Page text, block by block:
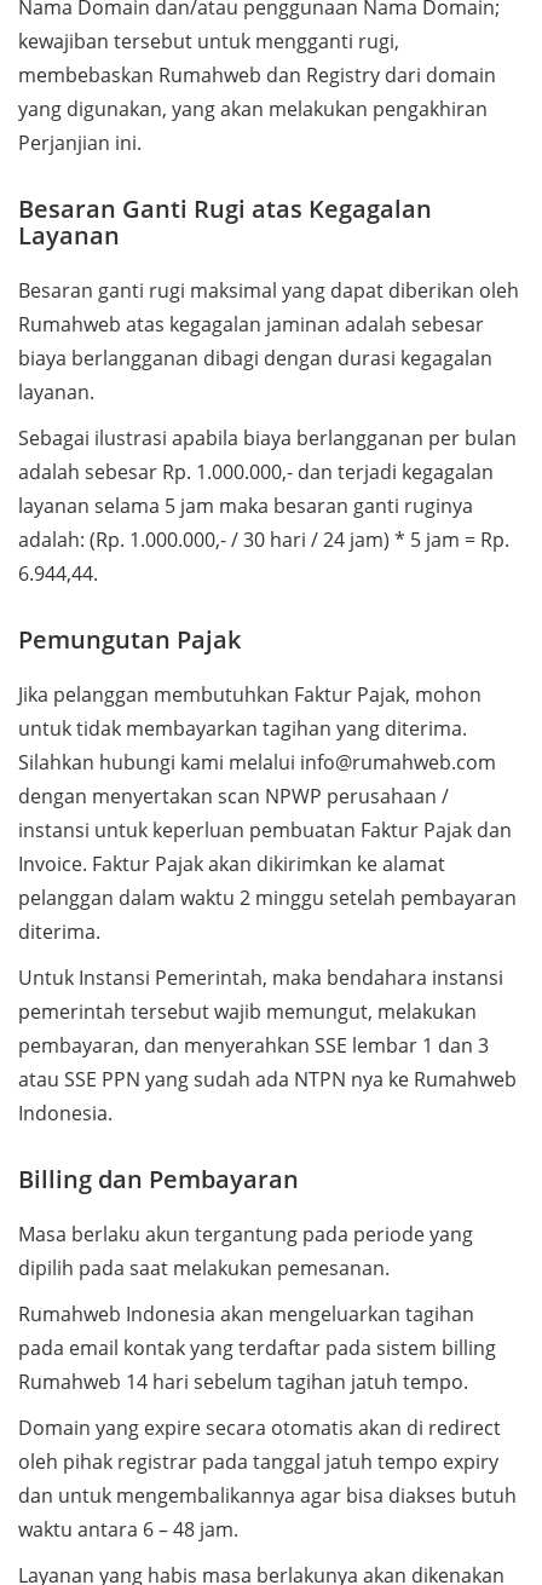
Nama Domain dan/atau penggunaan Nama Domain;
kewajiban tersebut untuk mengganti rugi,
membebaskan Rumahweb dan Registry dari domain
yang digunakan, yang akan melakukan pengakhiran
Perjanjian ini.
Besaran Ganti Rugi atas Kegagalan
Layanan
Besaran ganti rugi maksimal yang dapat diberikan oleh
Rumahweb atas kegagalan jaminan adalah sebesar
biaya berlangganan dibagi dengan durasi kegagalan
layanan.
Sebagai ilustrasi apabila biaya berlangganan per bulan
adalah sebesar Rp. 1.000.000,- dan terjadi kegagalan
layanan selama 5 jam maka besaran ganti ruginya
adalah: (Rp. 1.000.000,- / 30 hari / 24 jam) * 5 jam = Rp.
6.944,44.
Pemungutan Pajak
Jika pelanggan membutuhkan Faktur Pajak, mohon
untuk tidak membayarkan tagihan yang diterima.
Silahkan hubungi kami melalui info@rumahweb.com
dengan menyertakan scan NPWP perusahaan /
instansi untuk keperluan pembuatan Faktur Pajak dan
Invoice. Faktur Pajak akan dikirimkan ke alamat
pelanggan dalam waktu 2 minggu setelah pembayaran
diterima.
Untuk Instansi Pemerintah, maka bendahara instansi
pemerintah tersebut wajib memungut, melakukan
pembayaran, dan menyerahkan SSE lembar 1 dan 3
atau SSE PPN yang sudah ada NTPN nya ke Rumahweb
Indonesia.
Billing dan Pembayaran
Masa berlaku akun tergantung pada periode yang
dipilih pada saat melakukan pemesanan.
Rumahweb Indonesia akan mengeluarkan tagihan
pada email kontak yang terdaftar pada sistem billing
Rumahweb 14 hari sebelum tagihan jatuh tempo.
Domain yang expire secara otomatis akan di redirect
oleh pihak registrar pada tanggal jatuh tempo expiry
dan untuk mengembalikannya agar bisa diakses butuh
waktu antara 6 – 48 jam.
Layanan yang habis masa berlakunya akan dikenakan